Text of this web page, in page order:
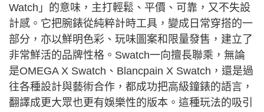
Watch」的意味，主打輕鬆、平價、可靠，又不失設
計感。它把腕錶從純粹計時工具，變成日常穿搭的一
部分，亦以鮮明色彩、玩味圖案和限量發售，建立了
非常鮮活的品牌性格。Swatch一向擅長聯乘，無論
是OMEGA X Swatch、Blancpain X Swatch，還是過
往各種設計與藝術合作，都成功把高級鐘錶的語言，
翻譯成更大眾也更有娛樂性的版本。這種玩法的吸引